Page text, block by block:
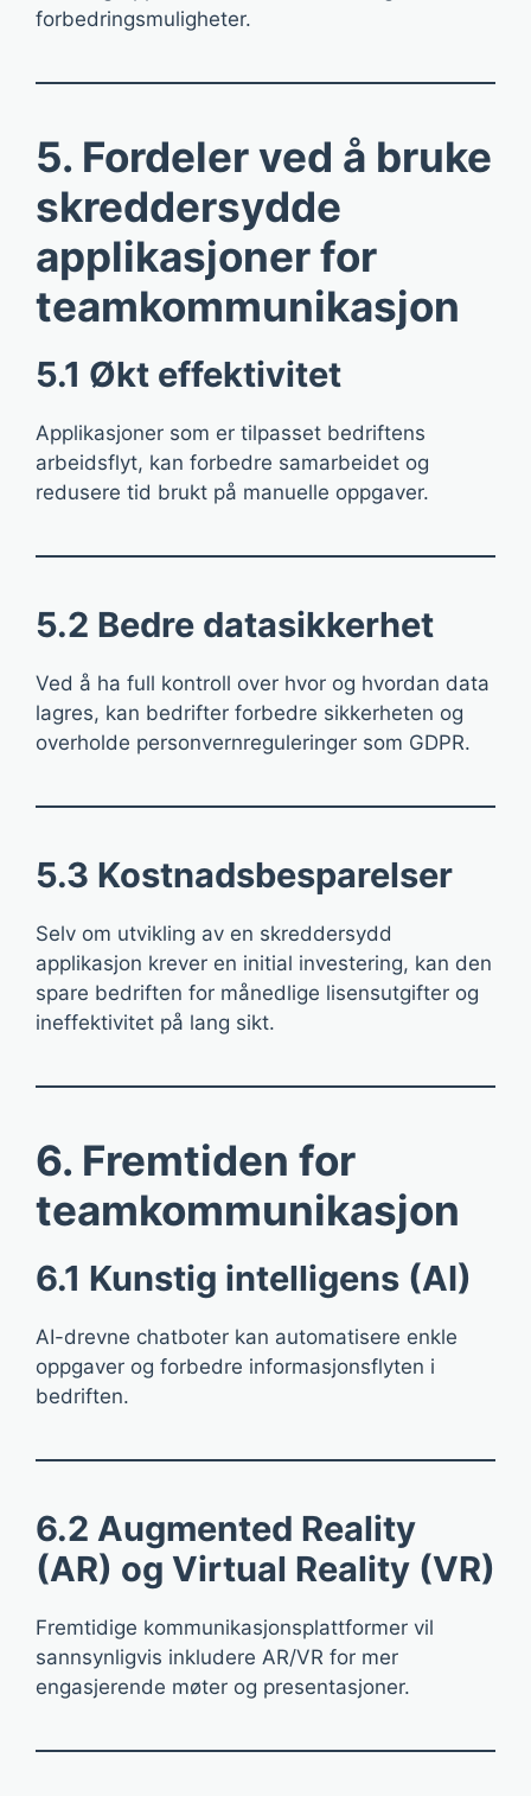
forbedringsmuligheter.
5. Fordeler ved å bruke
skreddersydde
applikasjoner for
teamkommunikasjon
5.1 Økt effektivitet
Applikasjoner som er tilpasset bedriftens
arbeidsflyt, kan forbedre samarbeidet og
redusere tid brukt på manuelle oppgaver.
5.2 Bedre datasikkerhet
Ved å ha full kontroll over hvor og hvordan data
lagres, kan bedrifter forbedre sikkerheten og
overholde personvernreguleringer som GDPR.
5.3 Kostnadsbesparelser
Selv om utvikling av en skreddersydd
applikasjon krever en initial investering, kan den
spare bedriften for månedlige lisensutgifter og
ineffektivitet på lang sikt.
6. Fremtiden for
teamkommunikasjon
6.1 Kunstig intelligens (AI)
AI-drevne chatboter kan automatisere enkle
oppgaver og forbedre informasjonsflyten i
bedriften.
6.2 Augmented Reality
(AR) og Virtual Reality (VR)
Fremtidige kommunikasjonsplattformer vil
sannsynligvis inkludere AR/VR for mer
engasjerende møter og presentasjoner.